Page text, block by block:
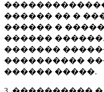
������ �� �
������ �
������
�������
����������
������ �����.